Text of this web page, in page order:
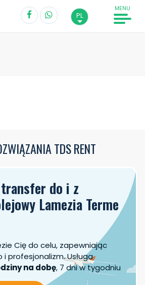
PL
MENU
20 lat
TDS RENT
do i z
Lamezia Terme
Cię do celu, zapewniając
profesjonalizm. Usługa
na dobę, 7 dni w tygodniu